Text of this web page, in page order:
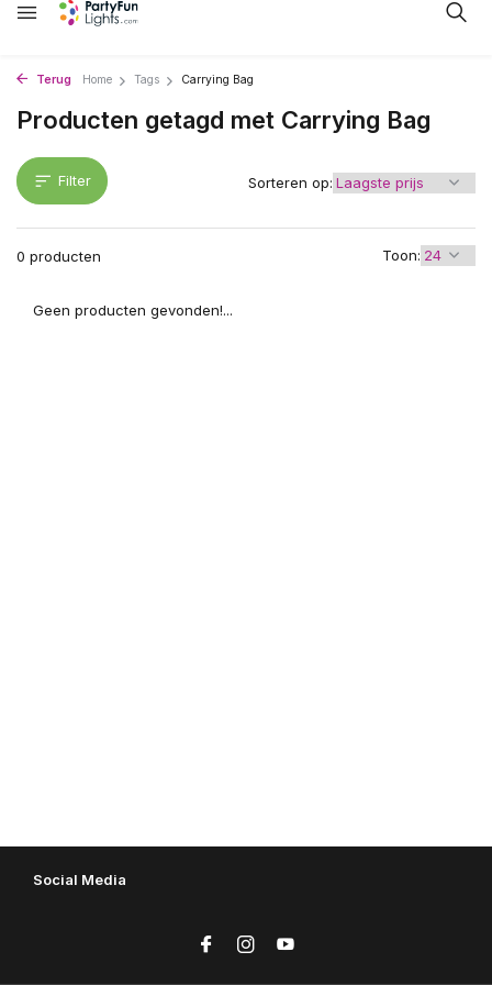
Terug Home Tags Carrying Bag
Producten getagd met Carrying Bag
Filter
0 producten Toon:
Sorteren op:
Geen producten gevonden!...
Social Media